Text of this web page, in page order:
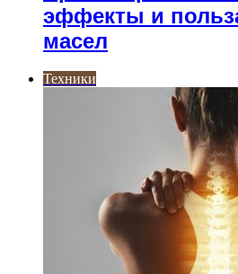
эффекты и
масел
Техники